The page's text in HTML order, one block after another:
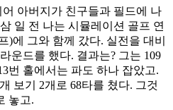
아버지가 친구들과 필드에 나
일 전 나는 시뮬레이션 골프 연
)에 그와 함께 갔다. 실전을 대비
운드를 했다. 결과는? 그는 109
번 홀에서는 파도 하나 잡았고.
보기 2개로 68타를 쳤다. 그것
놓고.